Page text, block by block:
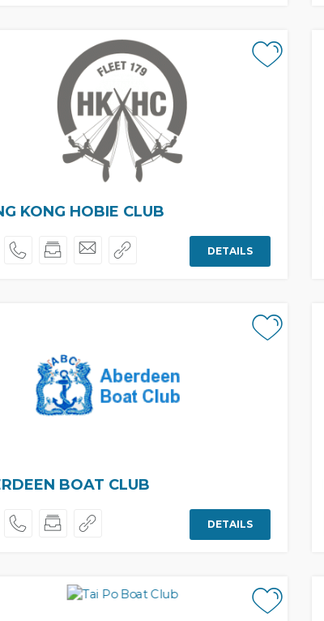
KONG HOBIE CLUB
DETAILS
BOAT CLUB
DETAILS